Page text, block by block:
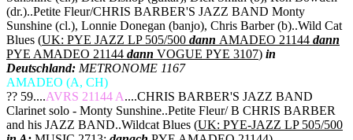
(dr.)..Petite Fleur/CHRIS BARBER'S JAZZ BAND Monty
Sunshine (cl.), Lonnie Donegan (banjo), Chris Barber (b)..Wild Cat
Blues (UK: PYE JAZZ LP 505/500 dann AMADEO 21144 dann
PYE AMADEO 21144 dann VOGUE PYE 3107) in
Deutschland: METRONOME 1167
AMADEO (A, CH)
?? 59....AVRS 21144 A....CHRIS BARBER'S JAZZ BAND
Clarinet solo - Monty Sunshine..Petite Fleur/ B CHRIS BARBER
and his JAZZ BAND..Wildcat Blues (UK: PYE-JAZZ LP 505/500